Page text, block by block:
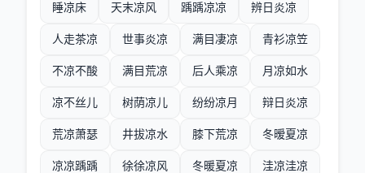
睡凉床 天末凉风 踽踽凉凉 辨日炎凉
人走茶凉 世事炎凉 满目凄凉 青衫凉笠
不凉不酸 满目荒凉 后人乘凉 月凉如水
凉不丝儿 树荫凉儿 纷纷凉月 辩日炎凉
荒凉萧瑟 井拔凉水 膝下荒凉 冬暧夏凉
凉凉踽踽 徐徐凉风 冬暖夏凉 洼凉洼凉